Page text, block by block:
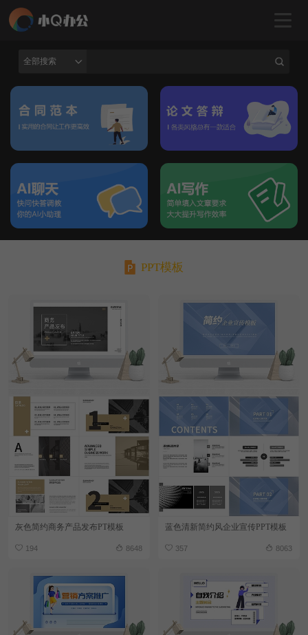
全部搜索
PPT模板
灰色简约商务产品发布PT模板
194 8648
蓝色清新简约风企业宣传PPT模板
357 8063